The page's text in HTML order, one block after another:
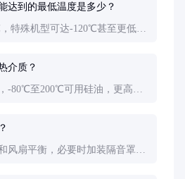
达到的最低温度是多少？
特殊机型可达-120℃甚至更低，
介质？
-80℃至200℃可用硅油，更高温
风扇平衡，必要时加装隔音罩。